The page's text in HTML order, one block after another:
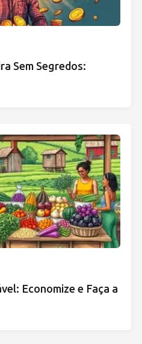
Sem Segredos:
Economize e Faça a